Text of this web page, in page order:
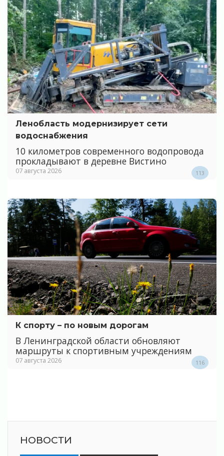
Ленобласть модернизирует сети
водоснабжения
10 километров современного водопровода
прокладывают в деревне Вистино
07 августа 2026 113
К спорту – по новым дорогам
В Ленинградской области обновляют
маршруты к спортивным учреждениям
07 августа 2026 116
НОВОСТИ